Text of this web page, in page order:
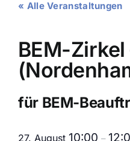
« Alle Veranstaltungen
BEM-
für BEM-
27. August 10:00 –